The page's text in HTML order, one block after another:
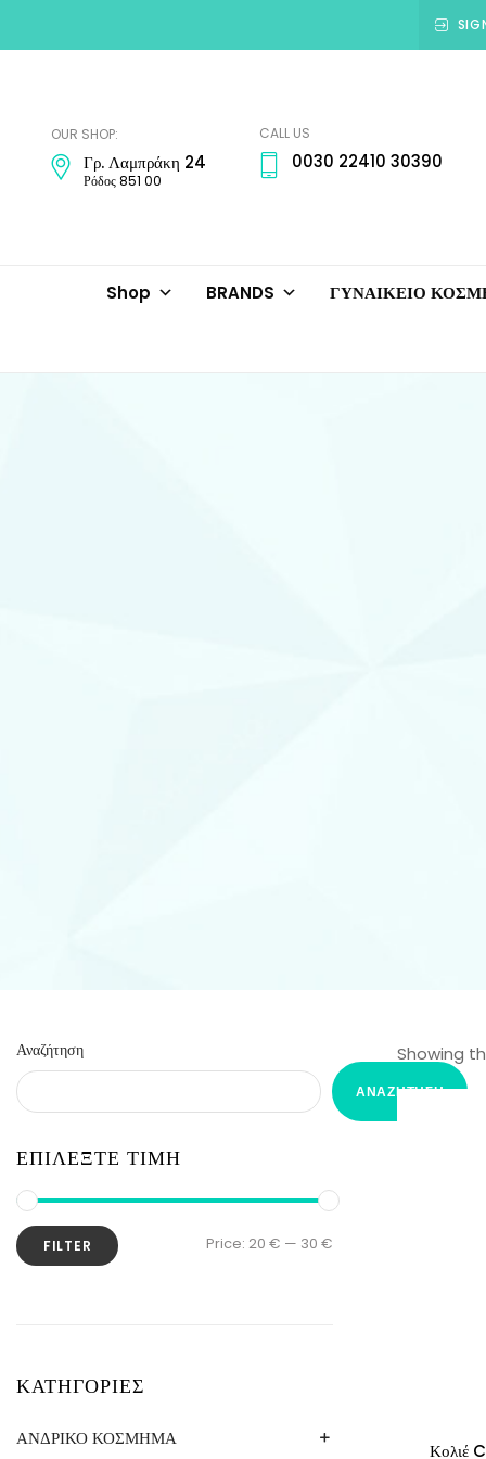
OUR SHOP:
Γρ. Λαμπράκη 24
Ρόδος 851 00
CALL US
0030 22410 30390
Shop BRANDS ΓΥΝΑΙΚΕΙΟ
Showing
Κολιέ
Αναζήτηση
ΑΝΑΖΉΤΗΣΗ
ΕΠΙΛΕΞΤΕ ΤΙΜΗ
FILTER Price: 20 € — 30 €
ΚΑΤΗΓΟΡΙΕΣ
ΑΝΔΡΙΚΟ ΚΟΣΜΗΜΑ